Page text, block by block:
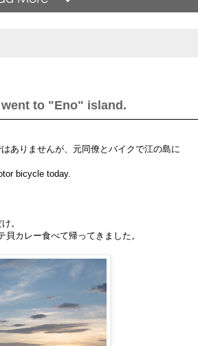
went to "Eno" island.
ありませんが、元同僚とバイクで江の島に
bicycle today.
。
カレー食べて帰ってきました。